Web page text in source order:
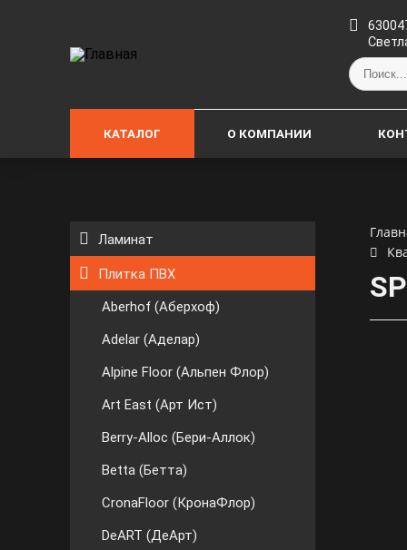
КАТАЛОГ О КОМПАНИИ
Ламинат
Плитка ПВХ
Aberhof (Аберхоф)
Adelar (Аделар)
Alpine Floor (Альпен Флор)
Art East (Арт Ист)
Berry-Alloc (Бери-Аллок)
Betta (Бетта)
CronaFloor (КронаФлор)
DeART (ДеАрт)